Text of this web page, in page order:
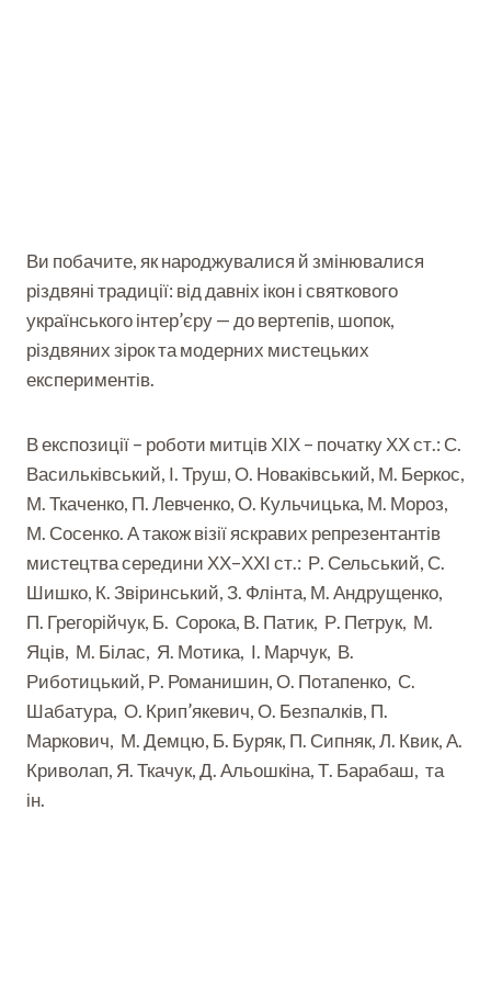
Ви побачите, як народжувалися й змінювалися
різдвяні традиції: від давніх ікон і святкового
українського інтер’єру — до вертепів, шопок,
різдвяних зірок та модерних мистецьких
експериментів.
В експозиції – роботи митців ХІХ – початку ХХ ст.: С.
Васильківський, І. Труш, О. Новаківський, М. Беркос,
М. Ткаченко, П. Левченко, О. Кульчицька, М. Мороз,
М. Сосенко. А також візії яскравих репрезентантів
мистецтва середини ХХ–ХХІ ст.: Р. Сельський, С.
Шишко, К. Звіринський, З. Флінта, М. Андрущенко,
П. Грегорійчук, Б. Сорока, В. Патик, Р. Петрук, М.
Яців, М. Білас, Я. Мотика, І. Марчук, В.
Риботицький, Р. Романишин, О. Потапенко, С.
Шабатура, О. Крип’якевич, О. Безпалків, П.
Маркович, М. Демцю, Б. Буряк, П. Сипняк, Л. Квик, А.
Криволап, Я. Ткачук, Д. Альошкіна, Т. Барабаш, та
ін.